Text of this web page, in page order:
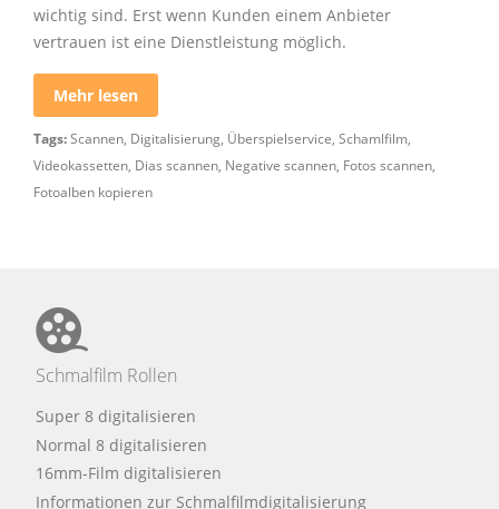
wichtig sind. Erst wenn Kunden einem Anbieter
vertrauen ist eine Dienstleistung möglich.
Mehr lesen
Tags:Scannen, Digitalisierung, Überspielservice, Schamlfilm,
Videokassetten, Dias scannen, Negative scannen, Fotos scannen,
Fotoalben kopieren
Schmalfilm Rollen
Super 8 digitalisieren
Normal 8 digitalisieren
16mm-Film digitalisieren
Informationen zur Schmalfilmdigitalisierung